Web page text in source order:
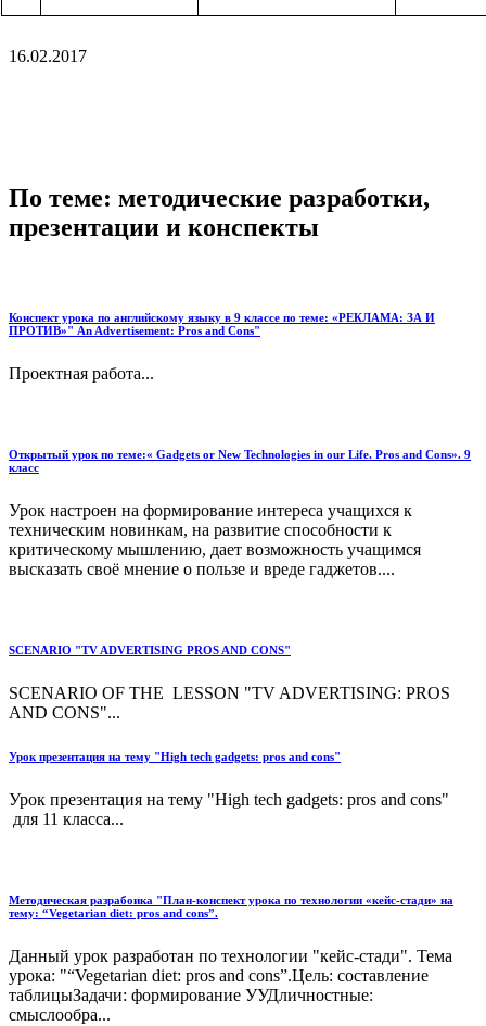
16.02.2017
По теме: методические разработки,
презентации и конспекты
Конспект урока по английскому языку в 9 классе по теме: «РЕКЛАМА: ЗА И
ПРОТИВ»" An Advertisement: Pros and Cons"
Проектная работа...
Открытый урок по теме:« Gadgets or New Technologies in our Life. Pros and Cons». 9
класс
Урок настроен на формирование интереса учащихся к
техническим новинкам, на развитие способности к
критическому мышлению, дает возможность учащимся
высказать своё мнение о пользе и вреде гаджетов....
SCENARIO "TV ADVERTISING PROS AND CONS"
SCENARIO OF THE LESSON "TV ADVERTISING: PROS
AND CONS"...
Урок презентация на тему "High tech gadgets: pros and cons"
Урок презентация на тему "High tech gadgets: pros and cons"
для 11 класса...
Методическая разрабоика "План-конспект урока по технологии «кейс-стади» на
тему: “Vegetarian diet: pros and cons”.
Данный урок разработан по технологии "кейс-стади". Тема
урока: "“Vegetarian diet: pros and cons”.Цель: составление
таблицыЗадачи: формирование УУДличностные:
смыслообра...